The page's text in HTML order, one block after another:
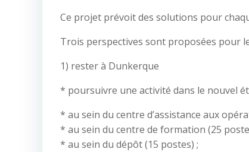
Ce projet prévoit des solutions pour
Trois perspectives sont proposées pour
1) rester à Dunkerque
* poursuivre une activité dans le nouvel
* au sein du centre d’assistance aux
* au sein du centre de formation (25
* au sein du dépôt (15 postes) ;